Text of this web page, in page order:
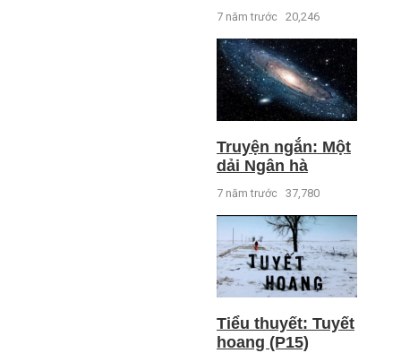
7 năm trước 20,246
Truyện ngắn: Một
dải Ngân hà
7 năm trước 37,780
Tiểu thuyết: Tuyết
hoang (P15)